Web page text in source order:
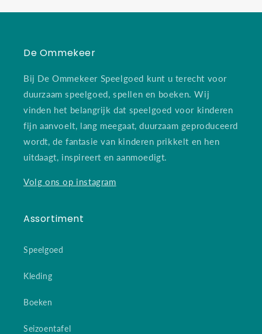
De Ommekeer
Bij De Ommekeer Speelgoed kunt u terecht voor
duurzaam speelgoed, spellen en boeken. Wij
vinden het belangrijk dat speelgoed voor kinderen
fijn aanvoelt, lang meegaat, duurzaam geproduceerd
wordt, de fantasie van kinderen prikkelt en hen
uitdaagt, inspireert en aanmoedigt.
Volg ons op instagram
Assortiment
Speelgoed
Kleding
Boeken
Seizoentafel